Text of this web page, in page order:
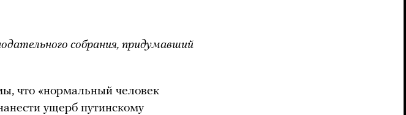
собрания, придумавший
что «нормальный человек
ущерб путинскому